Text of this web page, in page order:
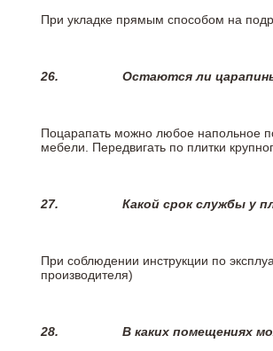
При укладке прямым способом на
26. Остаются ли
Поцарапать можно любое напольное
мебели. Передвигать по плитки
27. Какой срок службы у
При соблюдении инструкции по
производителя)
28. В каких помещениях